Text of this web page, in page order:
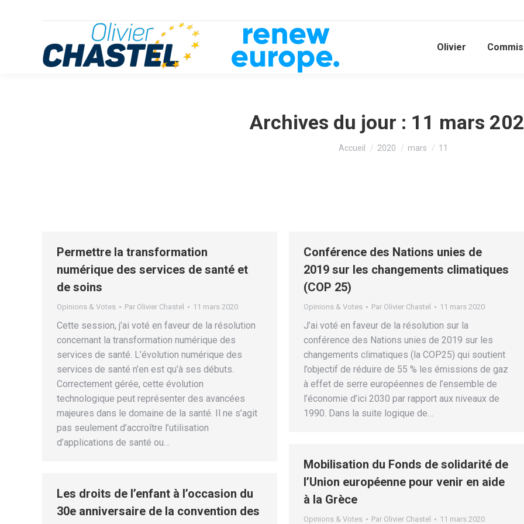
Olivier
Archives du jour : 11 mars
Vous êtes ici :
Accueil 2020 mars 11
Permettre la transformation
numérique des services de santé et
de soins
Opinions & Votes Par Olivier Chastel 11 mars 2020
Cette session, j’ai voté en faveur de la résolution
concernant la transformation numérique des
services de santé. L’évolution numérique des
services de santé n’en est qu’à ses débuts.
Correctement gérée, cette évolution
technologique peut représenter des avancées
majeures dans le domaine de la santé. Il ne s’agit
pas seulement d’accroître l’utilisation
d’applications de santé ou…
Conférence des Nations unies de
2019 sur les changements climatiques
(COP 25)
Opinions & Votes Par Olivier Chastel 11 mars 2020
J’ai voté en faveur de la résolution sur la
conférence des Nations unies de 2019 sur les
changements climatiques (la COP25) qui soutient
l’objectif de réduire de 55 % les émissions de gaz
à effet de serre européennes de l’ensemble de
l’économie d’ici 2030 par rapport aux niveaux de
1990. Dans la suite logique de…
Mobilisation du Fonds de solidarité de
l’Union européenne pour venir en aide
à la Grèce
Opinions & Votes Par Olivier Chastel 11 mars 2020
Les droits de l’enfant à l’occasion du
30e anniversaire de la convention des